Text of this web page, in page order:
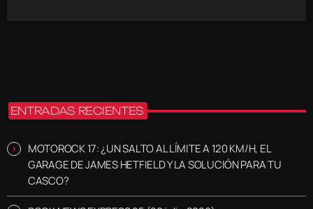
ENTRADAS RECIENTES
MOTOROCK 17: ¿UN SALTO AL LÍMITE A 120 KM/H, EL
GARAGE DE JAMES HETFIELD Y LA SOLUCIÓN PARA TU
CASCO?